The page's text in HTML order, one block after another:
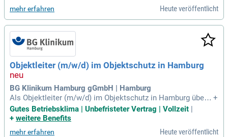
rten gute Deutschkenntnisse, ein freundliches Auftreten und
Teamfähigkeit. Zuverlässigkeit und Motivation sind für uns
unerlässlich, zudem sind Schichtarbeit und Wochenenddien
ste erforderlich. Eine Unterrichtung gemäß §34a GewO wäre
von Vorteil, kann aber auch nachträglich erworben werden.
Wir bieten Ihnen einen unbefristeten Arbeitsvertrag, eine Mit
arbeiterservice-App und kostenfreie Dienstbekleidung.
mehr erfahren Heute veröffentlicht
Objektleiter (m/w/d) im Objektschutz in Hamburg
BG Klinikum Hamburg gGmbH | Hamburg
Als Objektleiter (m/w/d) im Objektschutz in Hamburg übern
ehmen Sie die operative und fachliche Führung Ihres Teams.
Sie gewährleisten die Objektbewachung, führen Qualitätsko
der freundliche Ansprechpartner für Mitarbeiter und Kunden.
+
Gutes Betriebsklima | Unbefristeter Vertrag | Vollzeit |
+ weitere Benefits
mehr erfahren Heute veröffentlicht